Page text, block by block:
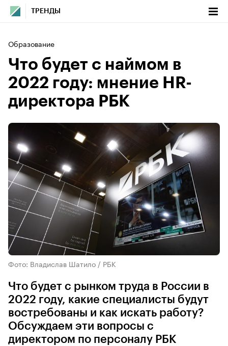
ТРЕНДЫ
Образование
Что будет с наймом в
2022 году: мнение HR-
директора РБК
Фото: Владислав Шатило / РБК
Что будет с рынком труда в России в
2022 году, какие специалисты будут
востребованы и как искать работу?
Обсуждаем эти вопросы с
директором по персоналу РБК